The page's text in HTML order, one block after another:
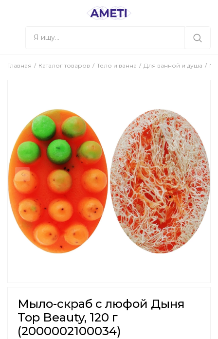
Главная Каталог товаров Тело и ванна Для ванной и душа
Мыло-скраб с люфой Дыня
Top Beauty, 120 г
(2000002100034)